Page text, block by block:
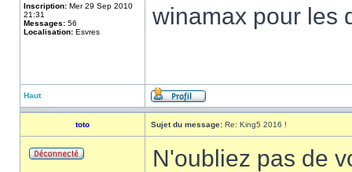
Inscription: Mer 29 Sep 2010
21:31
Messages: 56
Localisation: Esvres
winamax pour les
Haut
toto Sujet du message: Re: King5 2016 !
N'oubliez pas de